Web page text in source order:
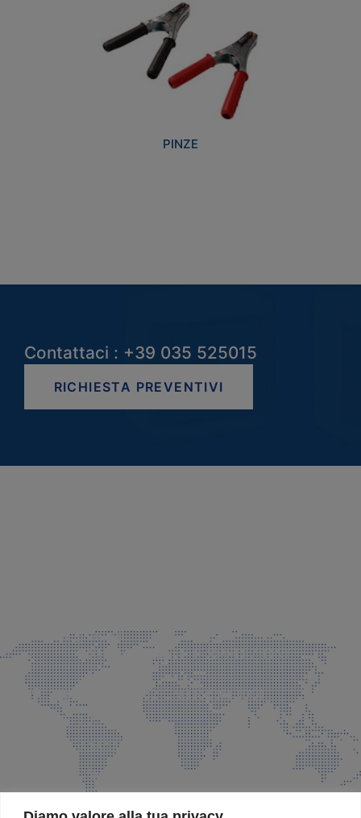
PINZE
Contattaci : +39 035 525015
RICHIESTA PREVENTIVI
info@faeg.it
COMMERCIALE E SPEDIZIONI
Via Padre Elzi, 32 Grassobbio (BG)
035 525015
035 335037
info@faeg.it
SITE MAP